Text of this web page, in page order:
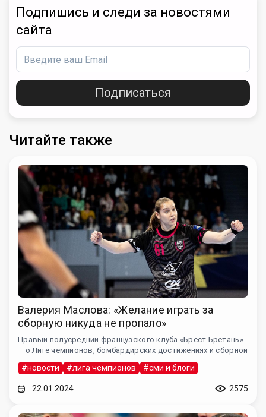
Подпишись и следи за новостями
сайта
Подписаться
Читайте также
Валерия Маслова: «Желание играть за
сборную никуда не пропало»
Правый полусредний французского клуба «Брест Бретань»
– о Лиге чемпионов, бомбардирских достижениях и сборной
#новости #лига чемпионов #сми и блоги
22.01.2024 2575